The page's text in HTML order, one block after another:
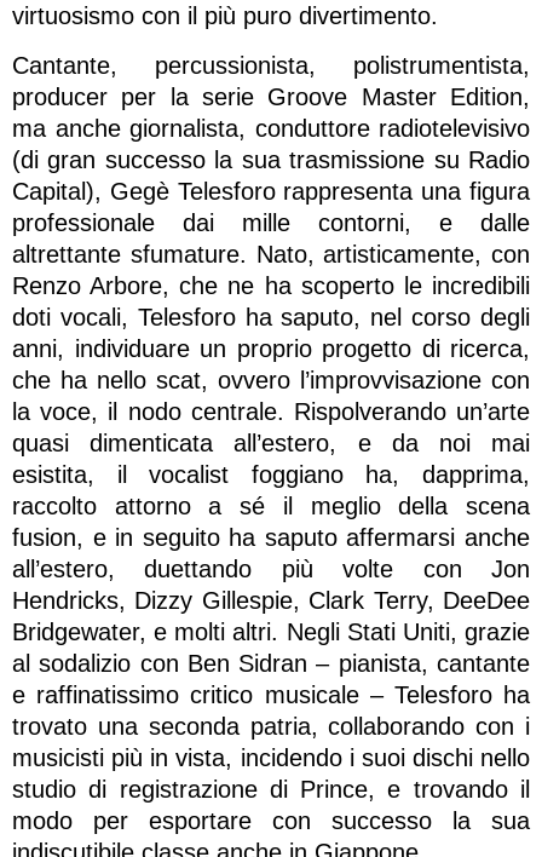
virtuosismo con il più puro divertimento.
Cantante, percussionista, polistrumentista,
producer per la serie Groove Master Edition,
ma anche giornalista, conduttore radiotelevisivo
(di gran successo la sua trasmissione su Radio
Capital), Gegè Telesforo rappresenta una figura
professionale dai mille contorni, e dalle
altrettante sfumature. Nato, artisticamente, con
Renzo Arbore, che ne ha scoperto le incredibili
doti vocali, Telesforo ha saputo, nel corso degli
anni, individuare un proprio progetto di ricerca,
che ha nello scat, ovvero l’improvvisazione con
la voce, il nodo centrale. Rispolverando un’arte
quasi dimenticata all’estero, e da noi mai
esistita, il vocalist foggiano ha, dapprima,
raccolto attorno a sé il meglio della scena
fusion, e in seguito ha saputo affermarsi anche
all’estero, duettando più volte con Jon
Hendricks, Dizzy Gillespie, Clark Terry, DeeDee
Bridgewater, e molti altri. Negli Stati Uniti, grazie
al sodalizio con Ben Sidran – pianista, cantante
e raffinatissimo critico musicale – Telesforo ha
trovato una seconda patria, collaborando con i
musicisti più in vista, incidendo i suoi dischi nello
studio di registrazione di Prince, e trovando il
modo per esportare con successo la sua